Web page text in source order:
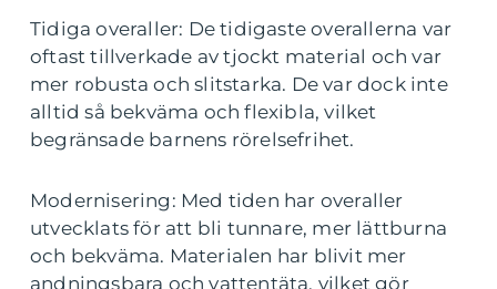
Tidiga overaller: De tidigaste overallerna var
oftast tillverkade av tjockt material och var
mer robusta och slitstarka. De var dock inte
alltid så bekväma och flexibla, vilket
begränsade barnens rörelsefrihet.
Modernisering: Med tiden har overaller
utvecklats för att bli tunnare, mer lättburna
och bekväma. Materialen har blivit mer
andningsbara och vattentäta, vilket gör